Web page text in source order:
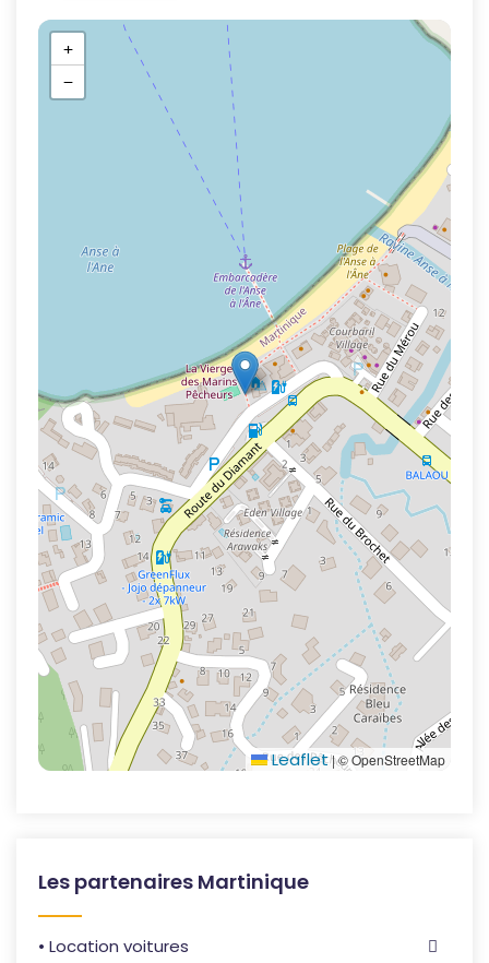
+
−
Leaflet|© OpenStreetMap
Les partenaires Martinique
• Location voitures